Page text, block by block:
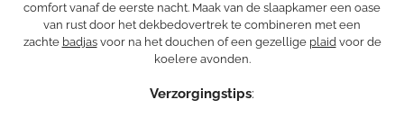
comfort vanaf de eerste nacht. Maak van de slaapkamer een oase
van rust door het dekbedovertrek te combineren met een
zachte badjasvoor na het douchen of een gezellige plaidvoor de
koelere avonden.
Verzorgingstips: